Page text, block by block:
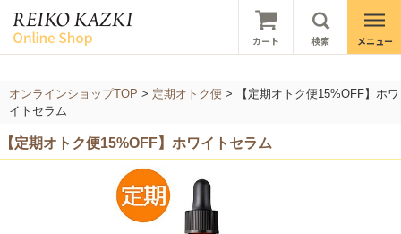
オンラインショップTOP > 定期オトク便 >
【定期オトク便15%OFF】ホワ
イトセラム
【定期オトク便15%OFF】ホワイトセラム